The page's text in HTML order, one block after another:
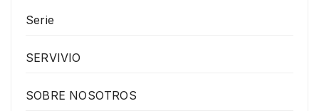
Serie
SERVIVIO
SOBRE NOSOTROS